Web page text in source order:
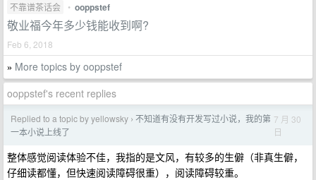
不靠谱茶话会
• ooppstef
敬业福今年多少钱能收到啊?
Feb 6, 2018
» More topics by ooppstef
ooppstef's recent replies
Replied to a topic by yellowsky › 不知道有没有开发写过小说，我的第
一本小说上线了
7 月 30
日
整体感觉阅读体验不佳，我指的是文风，有较多的生僻（非真生僻，
仔细读都懂，但快速阅读障碍很重），阅读障碍较重。